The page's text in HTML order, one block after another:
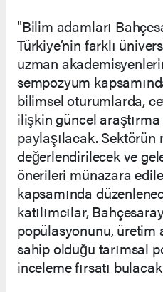
"Bilim adamları
Türkiye’nin farklı
uzman
sempozyum
bilimsel oturumlarda,
ilişkin güncel araştırma
paylaşılacak.
değerlendirilecek ve
önerileri münazara
kapsamında
katılımcılar,
popülasyonunu, üretim
sahip olduğu tarımsal
inceleme fırsatı